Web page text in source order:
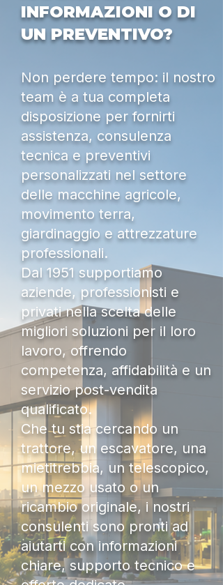
INFORMAZIONI O DI
UN PREVENTIVO?
Non perdere tempo: il nostro
team è a tua completa
disposizione per fornirti
assistenza, consulenza
tecnica e preventivi
personalizzati nel settore
delle macchine agricole,
movimento terra,
giardinaggio e attrezzature
professionali.
Dal 1951 supportiamo
aziende, professionisti e
privati nella scelta delle
migliori soluzioni per il loro
lavoro, offrendo
competenza, affidabilità e un
servizio post-vendita
qualificato.
Che tu stia cercando un
trattore, un escavatore, una
mietitrebbia, un telescopico,
un mezzo usato o un
ricambio originale, i nostri
consulenti sono pronti ad
aiutarti con informazioni
chiare, supporto tecnico e